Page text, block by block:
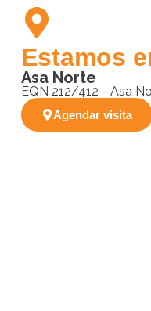
Estamos
Asa Norte
EQN 212/412 - Asa
Agendar visita